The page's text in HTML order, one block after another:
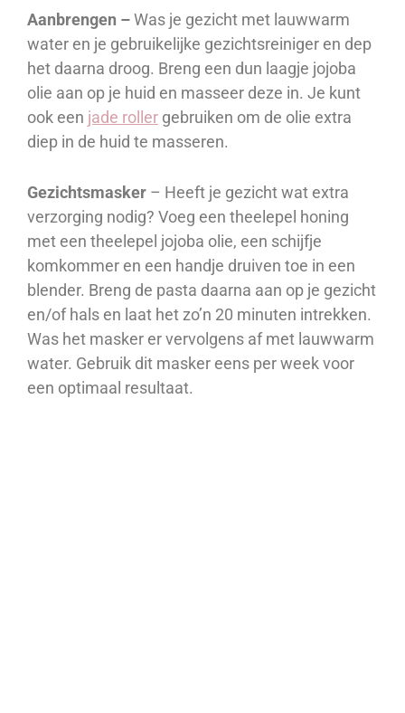
Aanbrengen –Was je gezicht met lauwwarm
water en je gebruikelijke gezichtsreiniger en dep
het daarna droog. Breng een dun laagje jojoba
olie aan op je huid en masseer deze in. Je kunt
ook een jade roller gebruiken om de olie extra
diep in de huid te masseren.
Gezichtsmasker – Heeft je gezicht wat extra
verzorging nodig? Voeg een theelepel honing
met een theelepel jojoba olie, een schijfje
komkommer en een handje druiven toe in een
blender. Breng de pasta daarna aan op je gezicht
en/of hals en laat het zo’n 20 minuten intrekken.
Was het masker er vervolgens af met lauwwarm
water. Gebruik dit masker eens per week voor
een optimaal resultaat.